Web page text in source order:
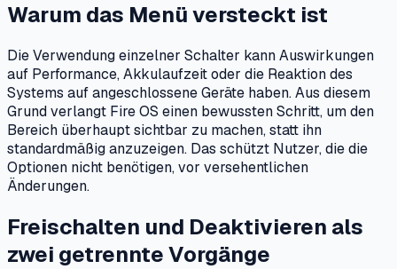
Warum das Menü versteckt ist
Die Verwendung einzelner Schalter kann Auswirkungen
auf Performance, Akkulaufzeit oder die Reaktion des
Systems auf angeschlossene Geräte haben. Aus diesem
Grund verlangt Fire OS einen bewussten Schritt, um den
Bereich überhaupt sichtbar zu machen, statt ihn
standardmäßig anzuzeigen. Das schützt Nutzer, die die
Optionen nicht benötigen, vor versehentlichen
Änderungen.
Freischalten und Deaktivieren als
zwei getrennte Vorgänge